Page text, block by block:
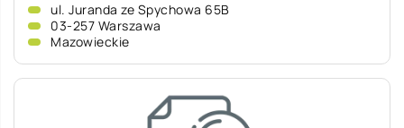
ul. Juranda ze Spychowa 65B
03-257 Warszawa
Mazowieckie